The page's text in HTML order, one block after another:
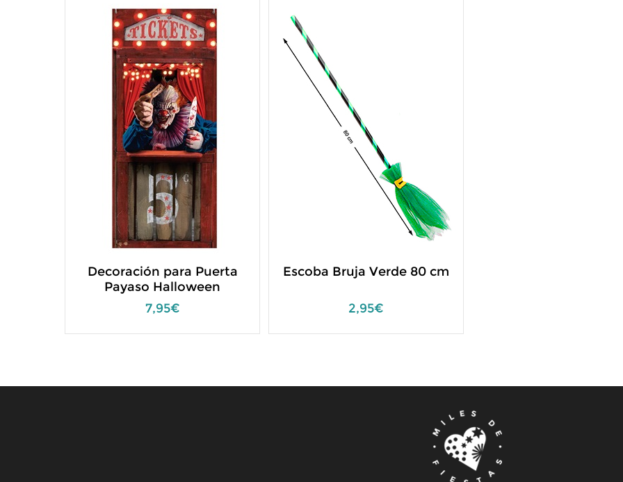
Decoración para Puerta
Payaso Halloween
7,95€
Escoba Bruja Verde 80 cm
2,95€